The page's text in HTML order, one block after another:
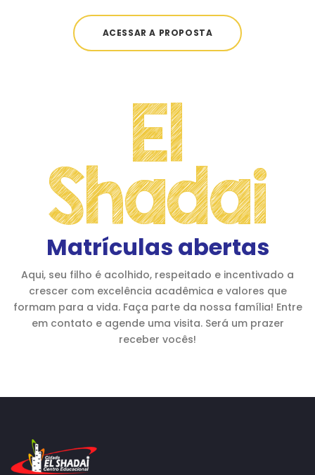
ACESSAR A PROPOSTA
El
Shadai
Matrículas abertas
Aqui, seu filho é acolhido, respeitado e incentivado a
crescer com excelência acadêmica e valores que
formam para a vida. Faça parte da nossa família! Entre
em contato e agende uma visita. Será um prazer
receber vocês!